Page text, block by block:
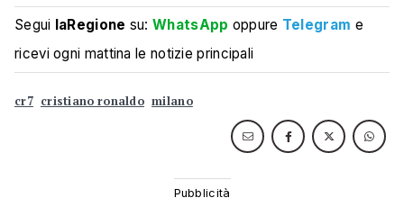
Segui laRegione su:WhatsApp oppure Telegram e
ricevi ogni mattina le notizie principali
cr7 cristiano ronaldo milano